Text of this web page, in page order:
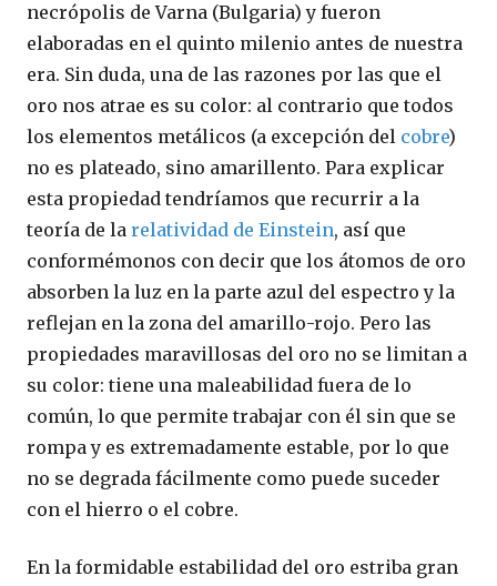
necrópolis de Varna (Bulgaria) y fueron
elaboradas en el quinto milenio antes de nuestra
era. Sin duda, una de las razones por las que el
oro nos atrae es su color: al contrario que todos
los elementos metálicos (a excepción del cobre)
no es plateado, sino amarillento. Para explicar
esta propiedad tendríamos que recurrir a la
teoría de la relatividad de Einstein, así que
conformémonos con decir que los átomos de oro
absorben la luz en la parte azul del espectro y la
reflejan en la zona del amarillo-rojo. Pero las
propiedades maravillosas del oro no se limitan a
su color: tiene una maleabilidad fuera de lo
común, lo que permite trabajar con él sin que se
rompa y es extremadamente estable, por lo que
no se degrada fácilmente como puede suceder
con el hierro o el cobre.
En la formidable estabilidad del oro estriba gran